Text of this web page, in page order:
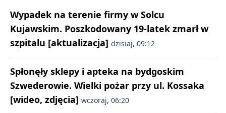
Wypadek na terenie firmy w Solcu
Kujawskim. Poszkodowany 19-latek zmarł w
szpitalu [aktualizacja] dzisiaj, 09:12
Spłonęły sklepy i apteka na bydgoskim
Szwederowie. Wielki pożar przy ul. Kossaka
[wideo, zdjęcia] wczoraj, 06:20